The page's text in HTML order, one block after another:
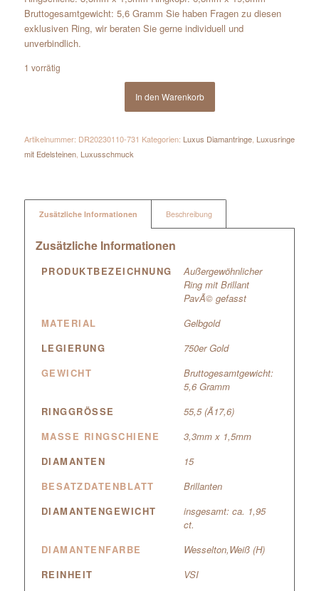
Bruttogesamtgewicht: 5,6 Gramm Sie haben Fragen zu diesen
exklusiven Ring, wir beraten Sie gerne individuell und
unverbindlich.
1 vorrätig
In den Warenkorb
Artikelnummer: DR20230110-731 Kategorien: Luxus Diamantringe, Luxusringe
mit Edelsteinen, Luxusschmuck
Zusätzliche Informationen Beschreibung
Zusätzliche Informationen
PRODUKTBEZEICHNUNG
Außergewöhnlicher
Ring mit Brillant
PavÃ© gefasst
MATERIAL
Gelbgold
LEGIERUNG
750er Gold
GEWICHT
Bruttogesamtgewicht:
5,6 Gramm
RINGGRÖSSE
55,5 (Ã17,6)
MASSE RINGSCHIENE
3,3mm x 1,5mm
DIAMANTEN
15
BESATZDATENBLATT
Brillanten
DIAMANTENGEWICHT
insgesamt: ca. 1,95
ct.
DIAMANTENFARBE
Wesselton,Weiß (H)
REINHEIT
VSI